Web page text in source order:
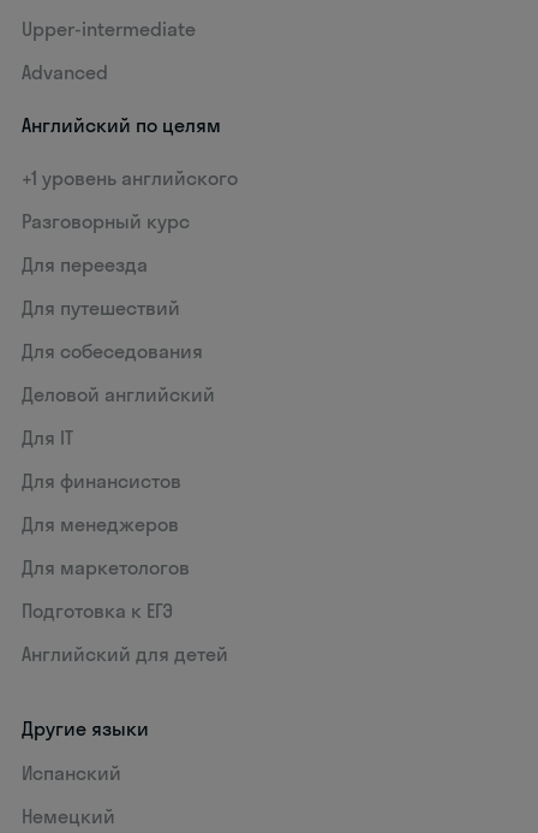
Upper-intermediate
Advanced
Английский по целям
+1 уровень английского
Разговорный курс
Для переезда
Для путешествий
Для собеседования
Деловой английский
Для IT
Для финансистов
Для менеджеров
Для маркетологов
Подготовка к ЕГЭ
Английский для детей
Другие языки
Испанский
Немецкий